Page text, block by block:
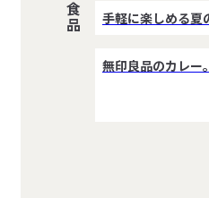
食品 手軽に楽しめる夏
無印良品のカレー。